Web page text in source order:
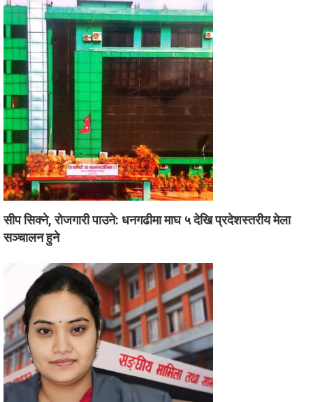
सीप सिक्ने, रोजगारी पाउने: धनगढीमा माघ ५ देखि प्रदेशस्तरीय मेला
सञ्चालन हुने